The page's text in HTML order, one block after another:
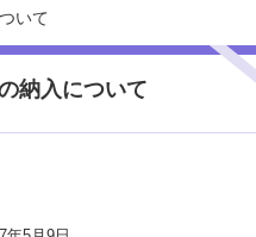
いて
納入について